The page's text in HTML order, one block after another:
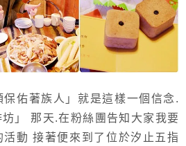
保佑著族人」就是這樣一個信念.
」 那天.在粉絲團告知大家我要
動 接著便來到了位於汐止五指